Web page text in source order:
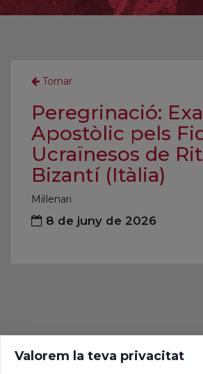
Ofrenes
Tornar
Peregrinació:
Apostòlic pels
Ucraïnesos de
Bizantí (Itàlia)
Mil·lenari
8 de juny de 2026
Valorem la teva privacitat